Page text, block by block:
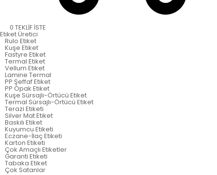
0 TEKLİF İSTE
EtiketÜretici
Rulo Etiket
Kuşe Etiket
Fastyre Etiket
Termal Etiket
Vellum Etiket
Lamine Termal
PP Şeffaf Etiket
PP Opak Etiket
Kuşe Sürsajlı-Örtücü Etiket
Termal Sürsajlı-Örtücü Etiket
Terazi Etiketi
Silver Mat Etiket
Baskılı Etiket
Kuyumcu Etiketi
Eczane-İlaç Etiketi
Karton Etiketi
Çok Amaçlı Etiketler
Garanti Etiketi
Tabaka Etiket
Çok Satanlar